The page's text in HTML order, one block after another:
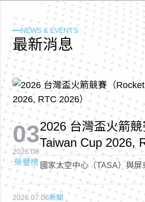
NEWS & EVENTS
最新消息
03
2026.08
榮譽榜
2026 台灣盃火箭
Taiwan Cup 2026,
國家太空中心（TASA）與
的「2026 台灣盃火箭競賽（
2026, RTC 2026）
2026.07.06新聞